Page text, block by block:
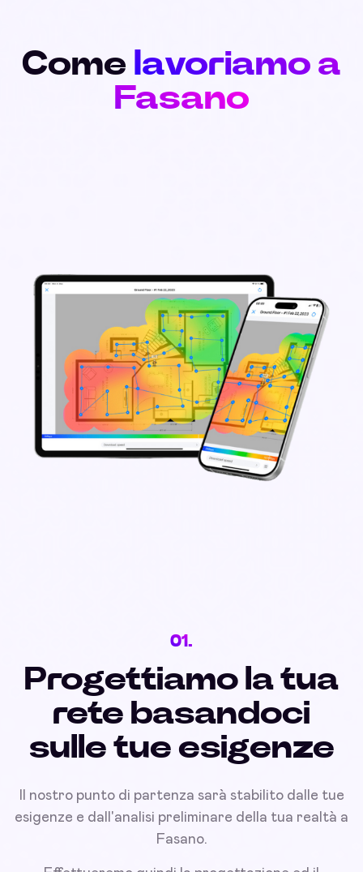
Come lavoriamo a
Fasano
01.
Progettiamo la tua
rete basandoci
sulle tue esigenze
Il nostro punto di partenza sarà stabilito dalle tue
esigenze e dall'analisi preliminare della tua realtà a
Fasano.